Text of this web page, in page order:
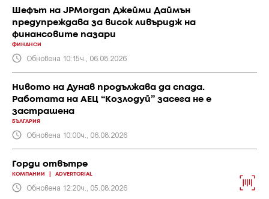
Шефът на JPMorgan Джейми Даймън
предупреждава за висок ливъридж на
финансовите пазари
ФИНАНСИ
Обновена 10:15ч., 06.08.2026
Нивото на Дунав продължава да спада.
Работата на АЕЦ “Козлодуй” засега не е
застрашена
БЪЛГАРИЯ
Обновена 10:00ч., 06.08.2026
Горди отвътре
КОМПАНИИ ADVERTORIAL
Обновена 12:20ч., 05.08.2026